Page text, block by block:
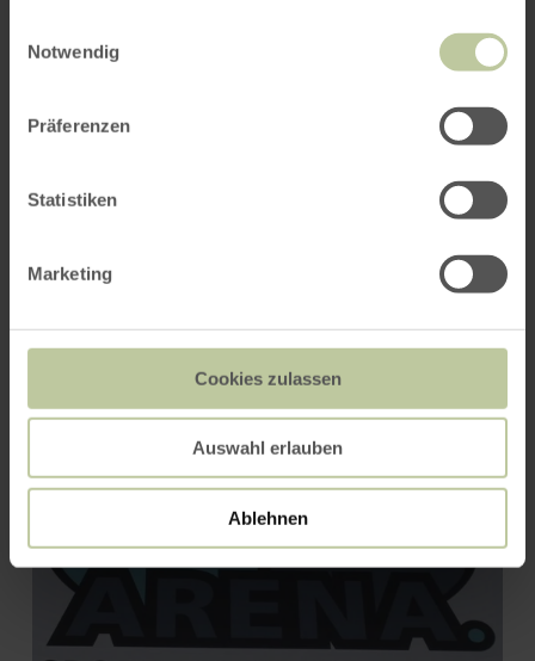
Notwendig
Präferenzen
Statistiken
Marketing
Cookies zulassen
Auswahl erlauben
Ablehnen
Eifelhotel Fuchs in Boos,